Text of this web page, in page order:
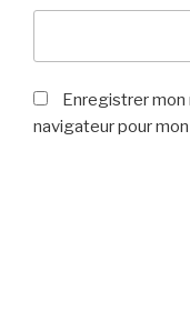
Enregistrer mon
navigateur pour